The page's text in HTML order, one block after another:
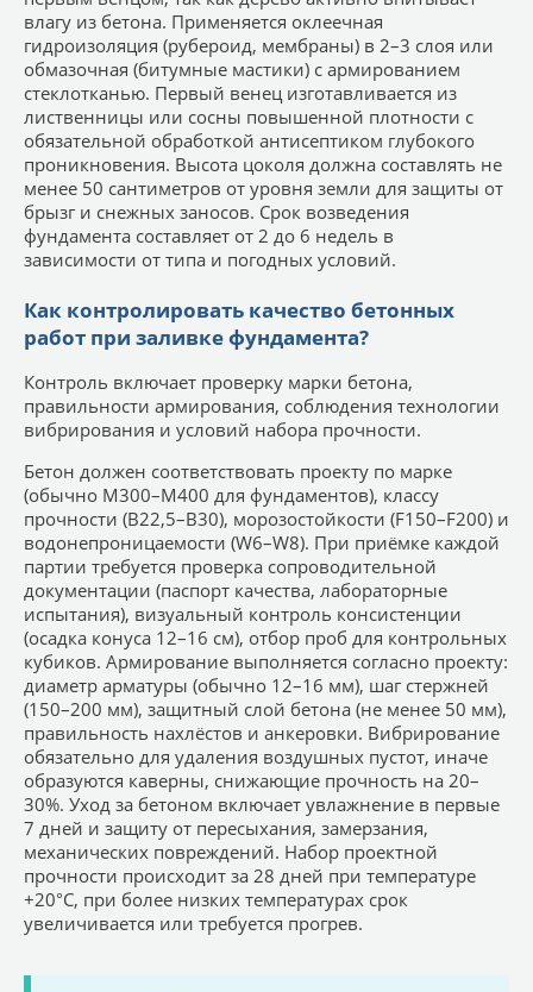
влагу из бетона. Применяется оклеечная
гидроизоляция (рубероид, мембраны) в 2–3 слоя или
обмазочная (битумные мастики) с армированием
стеклотканью. Первый венец изготавливается из
лиственницы или сосны повышенной плотности с
обязательной обработкой антисептиком глубокого
проникновения. Высота цоколя должна составлять не
менее 50 сантиметров от уровня земли для защиты от
брызг и снежных заносов. Срок возведения
фундамента составляет от 2 до 6 недель в
зависимости от типа и погодных условий.
Как контролировать качество бетонных
работ при заливке фундамента?
Контроль включает проверку марки бетона,
правильности армирования, соблюдения технологии
вибрирования и условий набора прочности.
Бетон должен соответствовать проекту по марке
(обычно М300–М400 для фундаментов), классу
прочности (B22,5–B30), морозостойкости (F150–F200) и
водонепроницаемости (W6–W8). При приёмке каждой
партии требуется проверка сопроводительной
документации (паспорт качества, лабораторные
испытания), визуальный контроль консистенции
(осадка конуса 12–16 см), отбор проб для контрольных
кубиков. Армирование выполняется согласно проекту:
диаметр арматуры (обычно 12–16 мм), шаг стержней
(150–200 мм), защитный слой бетона (не менее 50 мм),
правильность нахлёстов и анкеровки. Вибрирование
обязательно для удаления воздушных пустот, иначе
образуются каверны, снижающие прочность на 20–
30%. Уход за бетоном включает увлажнение в первые
7 дней и защиту от пересыхания, замерзания,
механических повреждений. Набор проектной
прочности происходит за 28 дней при температуре
+20°C, при более низких температурах срок
увеличивается или требуется прогрев.